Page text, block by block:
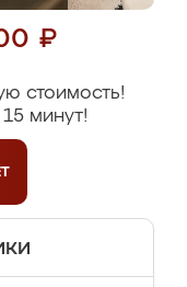
₽
стоимость!
минут!